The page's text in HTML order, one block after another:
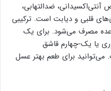
ضدالتهابی،
قلبی و دیابت است. ترکیبی
مصرف می‌شود. برای یک
یا یک-چهارم قاشق
برای طعم بهتر عسل